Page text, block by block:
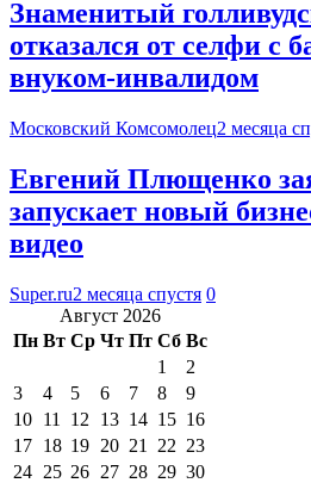
Знаменитый
отказался от селфи с
внуком-инвалидом
Московский Комсомолец2 месяца
Евгений Плющенко
запускает новый
видео
Super.ru2 месяца спустя 0
Август 2026
Пн Вт Ср Чт Пт Сб Вс
1
2
3
4 5 6 7 8
9
10 11 12 13 14 15 16
17 18 19 20 21 22 23
24 25 26 27 28 29 30